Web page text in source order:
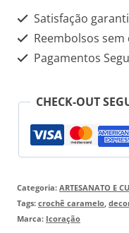
Satisfação
Reembolsos
Pagamentos
CHECK-OUT
Categoria: ARTESANATO E
Tags: crochê caramelo,
Marca: Icoração